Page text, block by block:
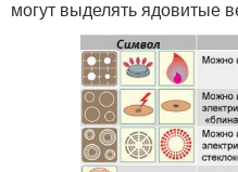
могут выделять ядовитые